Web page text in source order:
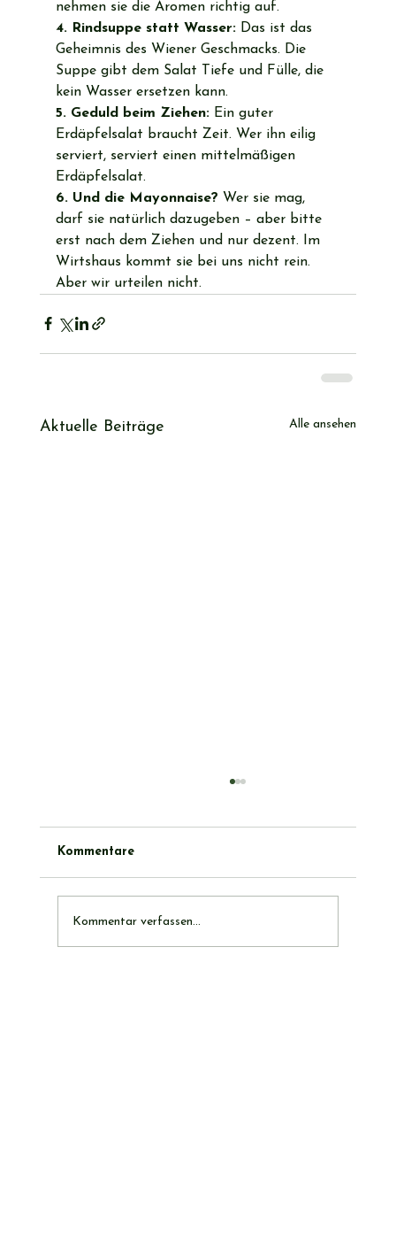
nehmen sie die Aromen richtig auf.
4. Rindsuppe statt Wasser: Das ist das
Geheimnis des Wiener Geschmacks. Die
Suppe gibt dem Salat Tiefe und Fülle, die
kein Wasser ersetzen kann.
5. Geduld beim Ziehen: Ein guter
Erdäpfelsalat braucht Zeit. Wer ihn eilig
serviert, serviert einen mittelmäßigen
Erdäpfelsalat.
6. Und die Mayonnaise? Wer sie mag,
darf sie natürlich dazugeben – aber bitte
erst nach dem Ziehen und nur dezent. Im
Wirtshaus kommt sie bei uns nicht rein.
Aber wir urteilen nicht.
Aktuelle Beiträge Alle ansehen
Kommentare
Kommentar verfassen...